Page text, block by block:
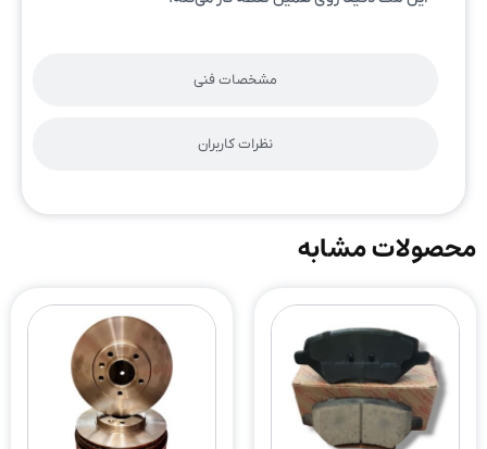
مشخصات فنی
نظرات کاربران
محصولات مشابه